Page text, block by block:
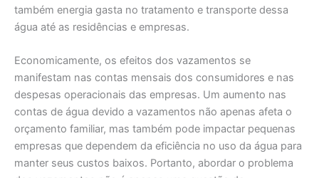
também energia gasta no tratamento e transporte dessa
água até as residências e empresas.
Economicamente, os efeitos dos vazamentos se
manifestam nas contas mensais dos consumidores e nas
despesas operacionais das empresas. Um aumento nas
contas de água devido a vazamentos não apenas afeta o
orçamento familiar, mas também pode impactar pequenas
empresas que dependem da eficiência no uso da água para
manter seus custos baixos. Portanto, abordar o problema